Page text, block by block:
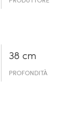
38 cm
PROFONDITÀ